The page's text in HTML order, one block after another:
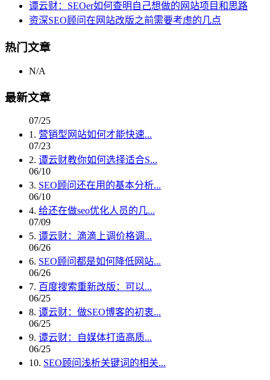
谭云财：SEOer如何查明自己想做的网站项目和思路
资深SEO顾问在网站改版之前需要考虑的几点
热门文章
N/A
最新文章
07/25
1. 营销型网站如何才能快速...
07/23
2. 谭云财教你如何选择适合S...
06/10
3. SEO顾问还在用的基本分析...
06/10
4. 给还在做seo优化人员的几...
07/09
5. 谭云财：滴滴上调价格调...
06/26
6. SEO顾问都是如何降低网站...
06/26
7. 百度搜索重新改版：可以...
06/25
8. 谭云财：做SEO博客的初衷...
06/25
9. 谭云财：自媒体打造高质...
06/25
10. SEO顾问浅析关键词的相关...